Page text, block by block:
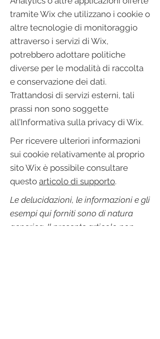
tramite Wix che utilizzano i cookie o
altre tecnologie di monitoraggio
attraverso i servizi di Wix,
potrebbero adottare politiche
diverse per le modalità di raccolta
e conservazione dei dati.
Trattandosi di servizi esterni, tali
prassi non sono soggette
all’Informativa sulla privacy di Wix.
Per ricevere ulteriori informazioni
sui cookie relativamente al proprio
sito Wix è possibile consultare
questo articolo di supporto.
Le delucidazioni, le informazioni e gli
esempi qui forniti sono di natura
generica. Il presente articolo non